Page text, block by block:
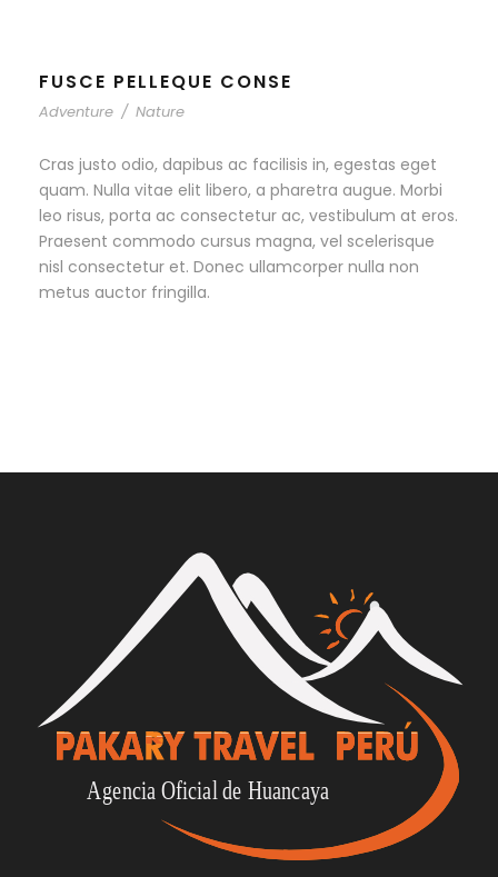
FUSCE PELLEQUE CONSE
Adventure / Nature
Cras justo odio, dapibus ac facilisis in, egestas eget
quam. Nulla vitae elit libero, a pharetra augue. Morbi
leo risus, porta ac consectetur ac, vestibulum at eros.
Praesent commodo cursus magna, vel scelerisque
nisl consectetur et. Donec ullamcorper nulla non
metus auctor fringilla.